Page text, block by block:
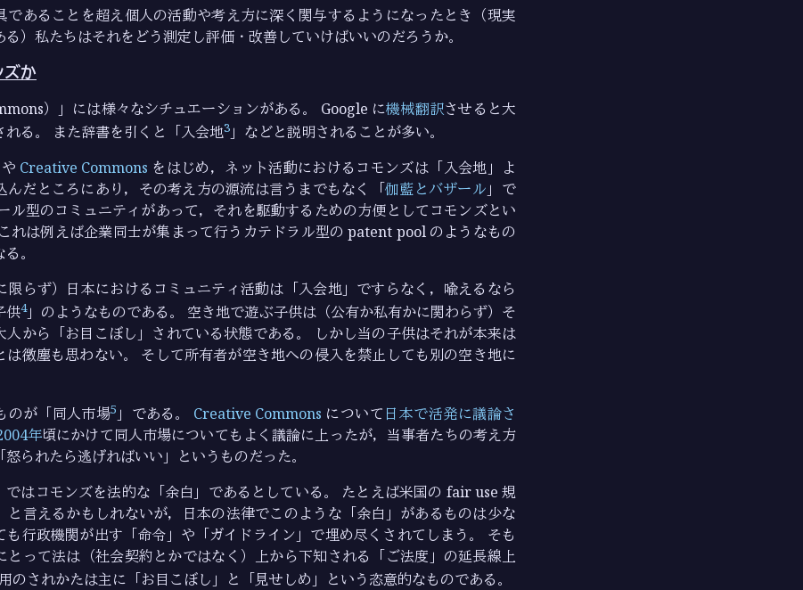
であることを超え個人の活動や考え方に深く関与するようになったとき（現実
）私たちはそれをどう測定し評価・改善していけばいいのだろうか。
か
）」には様々なシチュエーションがある。 Google に機械翻訳させると大
れる。 また辞書を引くと「入会地3 」などと説明されることが多い。
Creative Commons をはじめ，ネット活動におけるコモンズは「入会地」よ
んだところにあり，その考え方の源流は言うまでもなく「伽藍とバザール 」で
ル型のコミュニティがあって，それを駆動するための方便としてコモンズとい
れは例えば企業同士が集まって行うカテドラル型の patent pool のようなもの
。
限らず）日本におけるコミュニティ活動は「入会地」ですらなく，喩えるなら
供4」のようなものである。 空き地で遊ぶ子供は（公有か私有かに関わらず）そ
人から「お目こぼし」されている状態である。 しかし当の子供はそれが本来は
は微塵も思わない。 そして所有者が空き地への侵入を禁止しても別の空き地に
のが「同人市場5 」である。 Creative Commons について 日本で活発に議論さ
年頃にかけて同人市場についてもよく議論に上ったが，当事者たちの考え方
られたら逃げればいい」というものだった。
ではコモンズを法的な「余白」であるとしている。 たとえば米国の fair use 規
と言えるかもしれないが，日本の法律でこのような「余白」があるものは少な
も行政機関が出す「命令」や「ガイドライン」で埋め尽くされてしまう。 そも
とって法は（社会契約とかではなく）上から下知される「ご法度」の延長線上
のされかたは主に「お目こぼし」と「見せしめ」という恣意的なものである。